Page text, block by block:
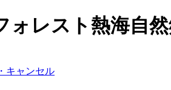
ォレスト熱海自
キャンセル